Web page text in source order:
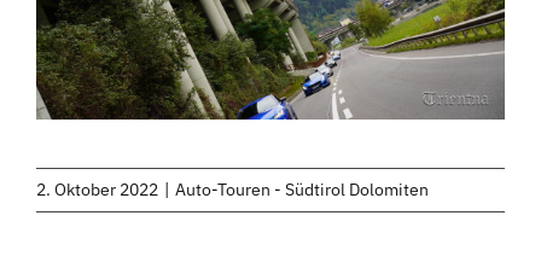
2. Oktober 2022 Auto-Touren - Südtirol Dolomiten